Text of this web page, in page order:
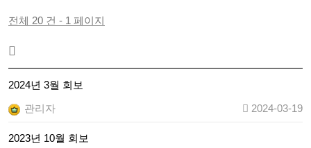
전체 20 건 - 1 페이지
2024년 3월 회보
관리자
2024-03-19
2023년 10월 회보